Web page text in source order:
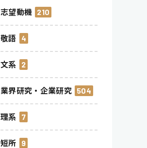
志望動機 210
敬語 4
文系 2
業界研究・企業研究 504
理系 7
短所 9